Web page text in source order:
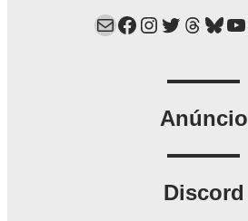
Mail Facebook Instagram Twitter Threads Bluesky YouTube
Anúncio
Discord